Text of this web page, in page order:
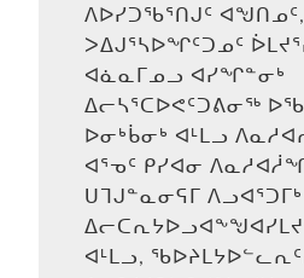
ᐱᐅᓯᑐᖃᕐᑎᒍᑦ
ᐳᐃᒍᕐᓴᐅᖏᑦᑐᓄᑦ
ᐊᓈᓇᒥᓄᓗ ᐊᓯᖏᓐᓂᒃ
ᐃᓕᓴᕐᑕᐅᕙᑦᑐᕕᓂᖅ
ᐅᓂᒃᑳᓂᒃ ᐊᒻᒪᓗ
ᐊᕐᓀᑦ ᑭᓯᐊᓂ
ᑌᒣᒍᓐᓇᓂᕋᒥ ᐱᓗᐊᕐᑐᒥᒃ
ᐊᒻᒪᓗ,